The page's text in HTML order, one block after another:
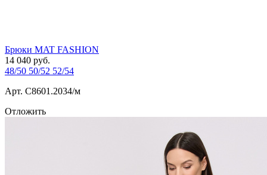
Брюки MAT FASHION
14 040 руб.
48/50 50/52 52/54
Арт. С8601.2034/м
Отложить